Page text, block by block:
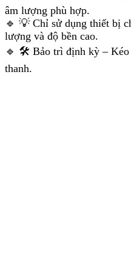
âm lượng phù hợp.
🔹 💡 Chỉ sử dụng thiết bị
lượng và độ bền cao.
🔹 🛠 Bảo trì định kỳ – Kéo
thanh.